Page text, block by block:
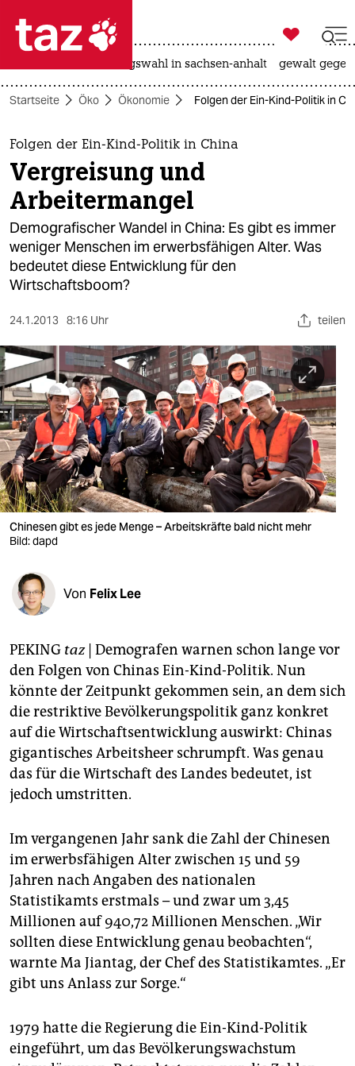
 taz zahl ich
taz zahl ich
themen
politik
öko
gesellschaft
kultur
sport
berlin
nord
wahrheit
verlag
verlag
veranstaltungen
fragen & hilfe
unterstützen
abo
genossenschaft
epaper login

taz zahl ich
landtagswahl in sachsen-anhalt gewalt
Startseite Öko Ökonomie Folgen der Ein-Kind-Politik in
Folgen der Ein-Kind-Politik in China
Vergreisung und
Arbeitermangel
Demografischer Wandel in China: Es gibt es immer
weniger Menschen im erwerbsfähigen Alter. Was
bedeutet diese Entwicklung für den
Wirtschaftsboom?
24.1.2013 8:16 Uhr teilen
Chinesen gibt es jede Menge – Arbeitskräfte bald nicht mehr
Bild: dapd
Von Felix Lee
PEKING taz| Demografen warnen schon lange vor
den Folgen von Chinas Ein-Kind-Politik. Nun
könnte der Zeitpunkt gekommen sein, an dem sich
die restriktive Bevölkerungspolitik ganz konkret
auf die Wirtschaftsentwicklung auswirkt: Chinas
gigantisches Arbeitsheer schrumpft. Was genau
das für die Wirtschaft des Landes bedeutet, ist
jedoch umstritten.
Im vergangenen Jahr sank die Zahl der Chinesen
im erwerbsfähigen Alter zwischen 15 und 59
Jahren nach Angaben des nationalen
Statistikamts erstmals – und zwar um 3,45
Millionen auf 940,72 Millionen Menschen. „Wir
sollten diese Entwicklung genau beobachten“,
warnte Ma Jiantag, der Chef des Statistikamtes. „Er
gibt uns Anlass zur Sorge.“
1979 hatte die Regierung die Ein-Kind-Politik
eingeführt, um das Bevölkerungswachstum